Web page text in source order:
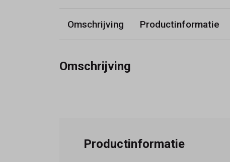
Omschrijving Productinformatie
Omschrijving
Productinformatie